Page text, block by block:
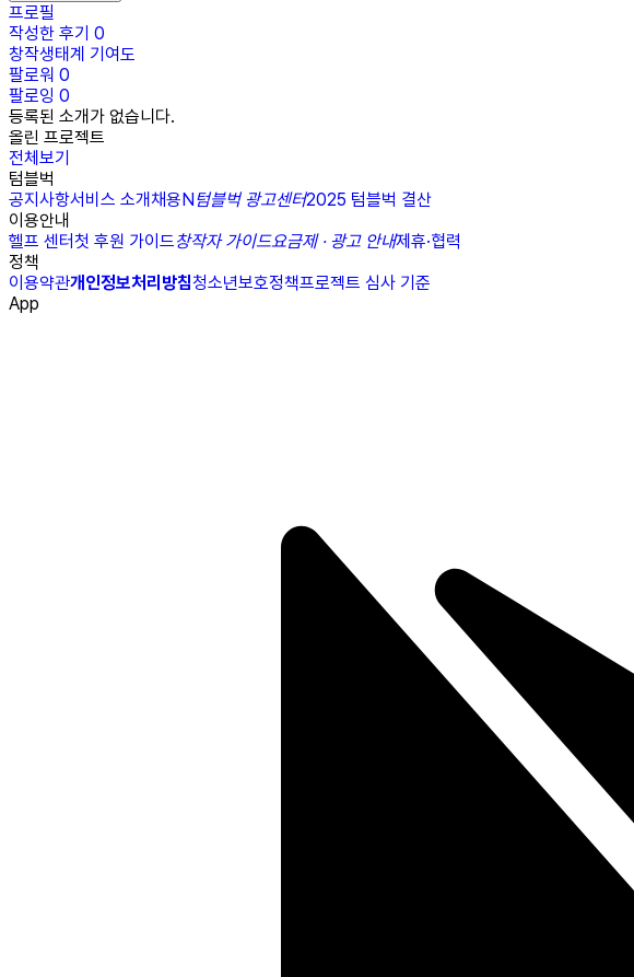
프로필
작성한 후기 0
창작생태계 기여도
팔로워 0
팔로잉 0
등록된 소개가 없습니다.
올린 프로젝트
전체보기
텀블벅
공지사항서비스 소개채용N텀블벅 광고센터2025 텀블벅 결산
이용안내
헬프 센터첫 후원 가이드창작자 가이드요금제 · 광고 안내제휴·협력
정책
이용약관개인정보처리방침청소년보호정책프로젝트 심사 기준
App